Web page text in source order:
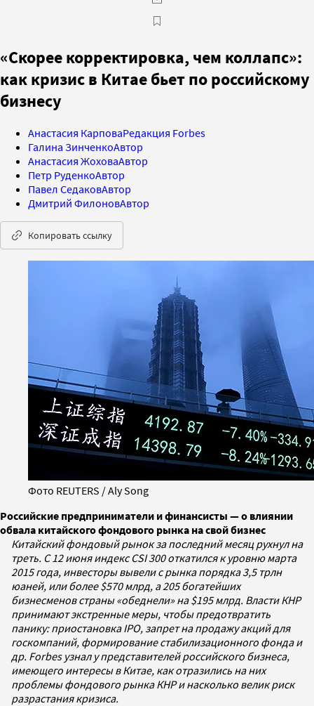
«Скорее корректировка, чем коллапс»:
как кризис в Китае бьет по российскому
бизнесу
Анастасия КарповаРедакция Forbes
Галина ЗинченкоАвтор
Анастасия ЖоховаАвтор
Петр РуденкоАвтор
Павел СедаковАвтор
Дмитрий ФилоновАвтор
Копировать ссылку
Фото REUTERS / Aly Song
Российские предприниматели и финансисты — о влиянии
обвала китайского фондового рынка на свой бизнес
Китайский фондовый рынок за последний месяц рухнул на
треть. С 12 июня индекс CSI 300 откатился к уровню марта
2015 года, инвесторы вывели с рынка порядка 3,5 трлн
юаней, или более $570 млрд, а 205 богатейших
бизнесменов страны «обеднели» на $195 млрд. Власти КНР
принимают экстренные меры, чтобы предотвратить
панику: приостановка IPO, запрет на продажу акций для
госкомпаний, формирование стабилизационного фонда и
др. Forbes узнал у представителей российского бизнеса,
имеющего интересы в Китае, как отразились на них
проблемы фондового рынка КНР и насколько велик риск
разрастания кризиса.